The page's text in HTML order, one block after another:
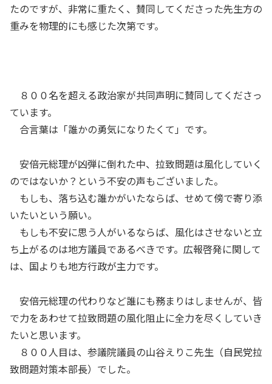
たのですが、非常に重たく、賛同してくださった先生方の
重みを物理的にも感じた次第です。
８００名を超える政治家が共同声明に賛同してくださっ
ています。
合言葉は「誰かの勇気になりたくて」です。
安倍元総理が凶弾に倒れた中、拉致問題は風化していく
のではないか？という不安の声もございました。
もしも、落ち込む誰かがいたならば、せめて傍で寄り添
いたいという願い。
もしも不安に思う人がいるならば、風化はさせないと立
ち上がるのは地方議員であるべきです。広報啓発に関して
は、国よりも地方行政が主力です。
安倍元総理の代わりなど誰にも務まりはしませんが、皆
で力をあわせて拉致問題の風化阻止に全力を尽くしていき
たいと思います。
８００人目は、参議院議員の山谷えりこ先生（自民党拉
致問題対策本部長）でした。